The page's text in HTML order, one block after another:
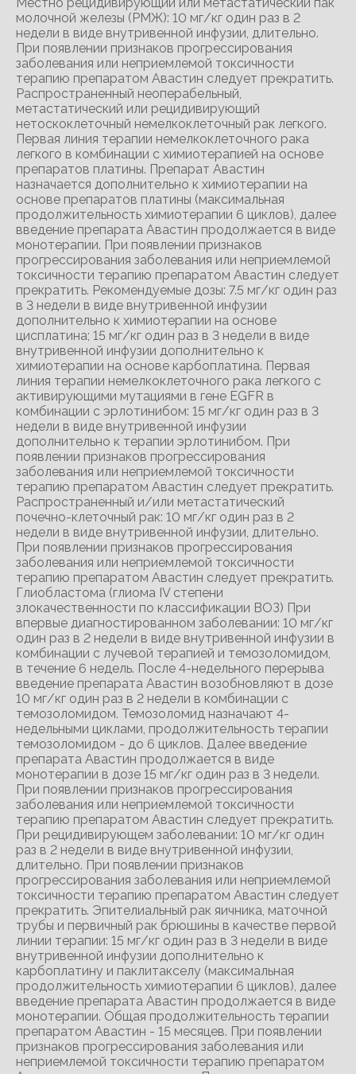
молочной железы (РМЖ): 10 мг/кг один раз в 2
недели в виде внутривенной инфузии, длительно.
При появлении признаков прогрессирования
заболевания или неприемлемой токсичности
терапию препаратом Авастин следует прекратить.
Распространенный неоперабельный,
метастатический или рецидивирующий
нетоскоклеточный немелкоклеточный рак легкого.
Первая линия терапии немелкоклеточного рака
легкого в комбинации с химиотерапией на основе
препаратов платины. Препарат Авастин
назначается дополнительно к химиотерапии на
основе препаратов платины (максимальная
продолжительность химиотерапии 6 циклов), далее
введение препарата Авастин продолжается в виде
монотерапии. При появлении признаков
прогрессирования заболевания или неприемлемой
токсичности терапию препаратом Авастин следует
прекратить. Рекомендуемые дозы: 7.5 мг/кг один раз
в 3 недели в виде внутривенной инфузии
дополнительно к химиотерапии на основе
цисплатина; 15 мг/кг один раз в 3 недели в виде
внутривенной инфузии дополнительно к
химиотерапии на основе карбоплатина. Первая
линия терапии немелкоклеточного рака легкого с
активирующими мутациями в гене EGFR в
комбинации с эрлотинибом: 15 мг/кг один раз в 3
недели в виде внутривенной инфузии
дополнительно к терапии эрлотинибом. При
появлении признаков прогрессирования
заболевания или неприемлемой токсичности
терапию препаратом Авастин следует прекратить.
Распространенный и/или метастатический
почечно-клеточный рак: 10 мг/кг один раз в 2
недели в виде внутривенной инфузии, длительно.
При появлении признаков прогрессирования
заболевания или неприемлемой токсичности
терапию препаратом Авастин следует прекратить.
Глиобластома (глиома IV степени
злокачественности по классификации ВОЗ) При
впервые диагностированном заболевании: 10 мг/кг
один раз в 2 недели в виде внутривенной инфузии в
комбинации с лучевой терапией и темозоломидом,
в течение 6 недель. После 4-недельного перерыва
введение препарата Авастин возобновляют в дозе
10 мг/кг один раз в 2 недели в комбинации с
темозоломидом. Темозоломид назначают 4-
недельными циклами, продолжительность терапии
темозоломидом - до 6 циклов. Далее введение
препарата Авастин продолжается в виде
монотерапии в дозе 15 мг/кг один раз в 3 недели.
При появлении признаков прогрессирования
заболевания или неприемлемой токсичности
терапию препаратом Авастин следует прекратить.
При рецидивирующем заболевании: 10 мг/кг один
раз в 2 недели в виде внутривенной инфузии,
длительно. При появлении признаков
прогрессирования заболевания или неприемлемой
токсичности терапию препаратом Авастин следует
прекратить. Эпителиальный рак яичника, маточной
трубы и первичный рак брюшины в качестве первой
линии терапии: 15 мг/кг один раз в 3 недели в виде
внутривенной инфузии дополнительно к
карбоплатину и паклитакселу (максимальная
продолжительность химиотерапии 6 циклов), далее
введение препарата Авастин продолжается в виде
монотерапии. Общая продолжительность терапии
препаратом Авастин - 15 месяцев. При появлении
признаков прогрессирования заболевания или
неприемлемой токсичности терапию препаратом